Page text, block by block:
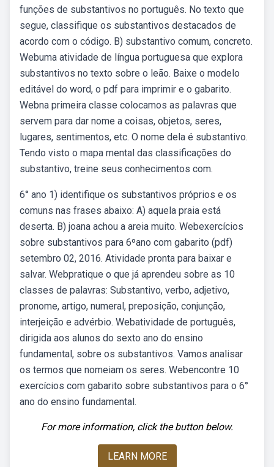
funções de substantivos no português. No texto que
segue, classifique os substantivos destacados de
acordo com o código. B) substantivo comum, concreto.
Webuma atividade de língua portuguesa que explora
substantivos no texto sobre o leão. Baixe o modelo
editável do word, o pdf para imprimir e o gabarito.
Webna primeira classe colocamos as palavras que
servem para dar nome a coisas, objetos, seres,
lugares, sentimentos, etc. O nome dela é substantivo.
Tendo visto o mapa mental das classificações do
substantivo, treine seus conhecimentos com.
6° ano 1) identifique os substantivos próprios e os
comuns nas frases abaixo: A) aquela praia está
deserta. B) joana achou a areia muito. Webexercícios
sobre substantivos para 6ºano com gabarito (pdf)
setembro 02, 2016. Atividade pronta para baixar e
salvar. Webpratique o que já aprendeu sobre as 10
classes de palavras: Substantivo, verbo, adjetivo,
pronome, artigo, numeral, preposição, conjunção,
interjeição e advérbio. Webatividade de português,
dirigida aos alunos do sexto ano do ensino
fundamental, sobre os substantivos. Vamos analisar
os termos que nomeiam os seres. Webencontre 10
exercícios com gabarito sobre substantivos para o 6°
ano do ensino fundamental.
For more information, click the button below.
LEARN MORE